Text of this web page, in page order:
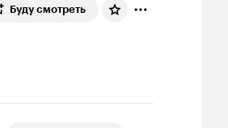
Буду смотреть